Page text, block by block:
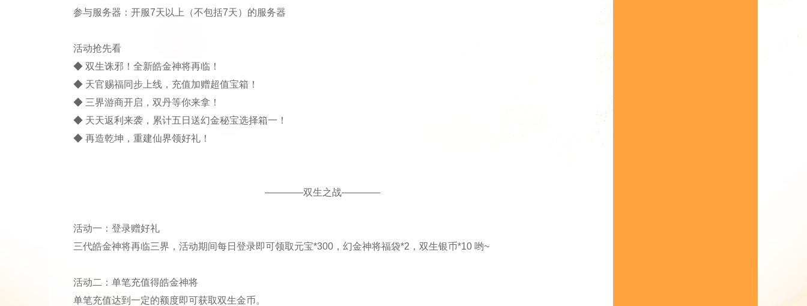
参与服务器：开服7天以上（不包括7天）的服务器
活动抢先看
◆ 双生诛邪！全新皓金神将再临！
◆ 天官赐福同步上线，充值加赠超值宝箱！
◆ 三界游商开启，双丹等你来拿！
◆ 天天返利来袭，累计五日送幻金秘宝选择箱一！
◆ 再造乾坤，重建仙界领好礼！
————双生之战————
活动一：登录赠好礼
三代皓金神将再临三界，活动期间每日登录即可领取元宝*300，幻金神将福袋*2，双生银币*10 哟~
活动二：单笔充值得皓金神将
单笔充值达到一定的额度即可获取双生金币。